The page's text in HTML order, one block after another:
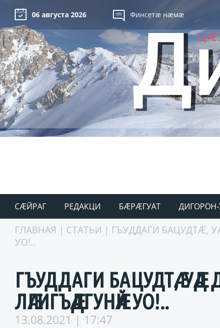
06 августа 2026 Финсетæ нæмæ
СÆЙРАГ РЕДАКЦИ БÆРÆГУАТ ДИГОРОН-
ГЛАВНАЯ | СТАТЬИ | ГЪУДДАГИ БАЦУДТӔ,
УО!..
ГЪУДДАГИ БАЦУДТӔ,
ЛӔГИГЪӔДГУНӔЙ УО!..
13.08.2021 | 17:47